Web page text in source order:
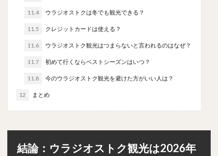
11.4 ウラジオストクは冬でも観光できる？
11.5 クレジットカードは使える？
11.6 ウラジオストク観光はつまらないと言われるのはなぜ？
11.7 初めて行くならベストシーズンはいつ？
11.8 今のウラジオストク観光を避けた方がいい人は？
12 まとめ
結論：ウラジオストク観光は2026年